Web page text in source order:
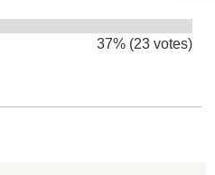
37% (23 votes)